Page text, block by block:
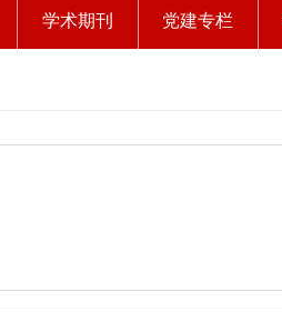
学术期刊 党建专栏